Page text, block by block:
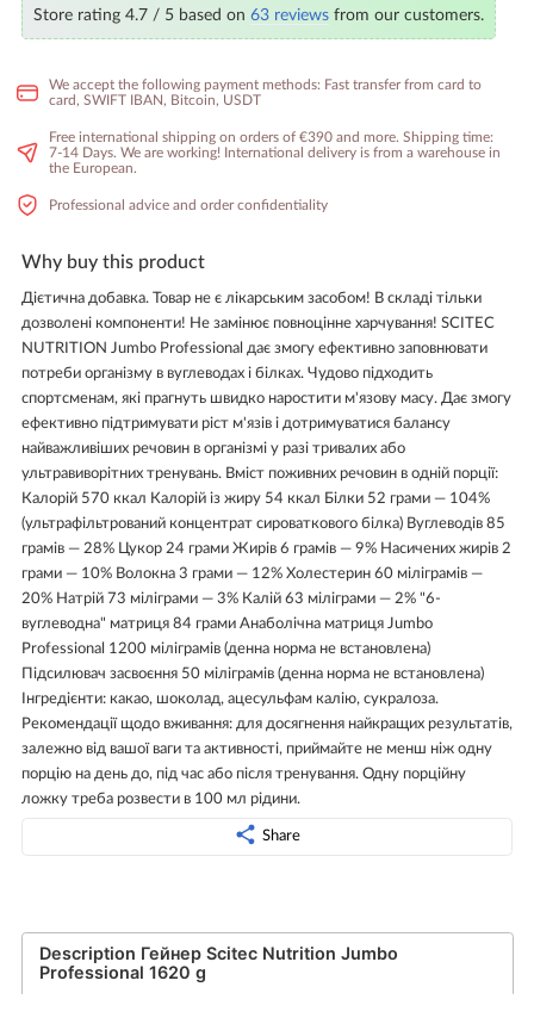
Store rating 4.7 / 5 based on 63 reviews from our customers.
We accept the following payment methods: Fast transfer from card to
card, SWIFT IBAN, Bitcoin, USDT
Free international shipping on orders of €390 and more. Shipping time:
7-14 Days. We are working! International delivery is from a warehouse in
the European.
Professional advice and order confidentiality
Why buy this product
Дієтична добавка. Товар не є лікарським засобом! В складі тільки
дозволені компоненти! Не замінює повноцінне харчування! SCITEC
NUTRITION Jumbo Professional дає змогу ефективно заповнювати
потреби організму в вуглеводах і білках. Чудово підходить
спортсменам, які прагнуть швидко наростити м'язову масу. Дає змогу
ефективно підтримувати ріст м'язів і дотримуватися балансу
найважливіших речовин в організмі у разі тривалих або
ультравиворітних тренувань. Вміст поживних речовин в одній порції:
Калорій 570 ккал Калорій із жиру 54 ккал Білки 52 грами — 104%
(ультрафільтрований концентрат сироваткового білка) Вуглеводів 85
грамів — 28% Цукор 24 грами Жирів 6 грамів — 9% Насичених жирів 2
грами — 10% Волокна 3 грами — 12% Холестерин 60 міліграмів —
20% Натрій 73 міліграми — 3% Калій 63 міліграми — 2% "6-
вуглеводна" матриця 84 грами Анаболічна матриця Jumbo
Professional 1200 міліграмів (денна норма не встановлена)
Підсилювач засвоєння 50 міліграмів (денна норма не встановлена)
Інгредієнти: какао, шоколад, ацесульфам калію, сукралоза.
Рекомендації щодо вживання: для досягнення найкращих результатів,
залежно від вашої ваги та активності, приймайте не менш ніж одну
порцію на день до, під час або після тренування. Одну порційну
ложку треба розвести в 100 мл рідини.
Share
Description Гейнер Scitec Nutrition Jumbo
Professional 1620 g